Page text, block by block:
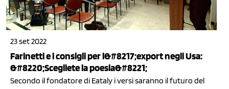
23 set 2022
Farinetti e i consigli per l&#8217;export negli Usa:
&#8220;Scegliete la poesia&#8221;
Secondo il fondatore di Eataly i versi saranno il futuro del